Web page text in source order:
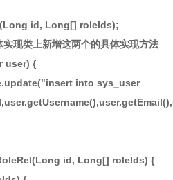
id, Long[] roleIds);
现类上新增这两个的具体实现方法
user) {
into sys_user
id, Long[] roleIds) {